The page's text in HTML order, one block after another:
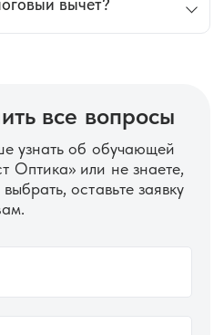
вы можете
вычет?
все вопросы
узнать об обучающей
Оптика» или не знаете,
оставьте заявку